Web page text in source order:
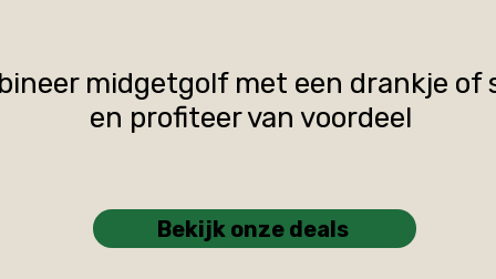
midgetgolf met een drankje of
en profiteer van voordeel
Bekijk onze deals